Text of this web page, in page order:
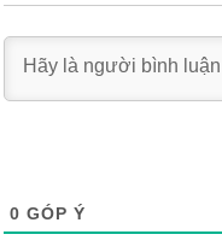
0 GÓP Ý